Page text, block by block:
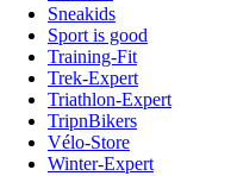
Sneakids
Sport is good
Training-Fit
Trek-Expert
Triathlon-Expert
TripnBikers
Vélo-Store
Winter-Expert